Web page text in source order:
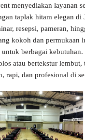
menyediakan layanan
taplak hitam elegan di
resepsi, pameran,
kokoh dan permukaan
berbagai
atau bertekstur lembut,
rapi, dan profesional di